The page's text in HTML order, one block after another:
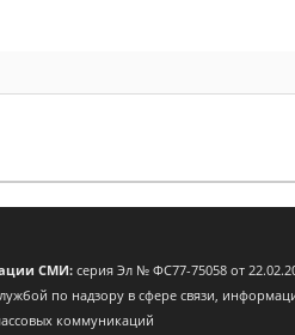
СМИ:серия Эл № ФС77-75058 от
по надзору в сфере связи,
коммуникаций